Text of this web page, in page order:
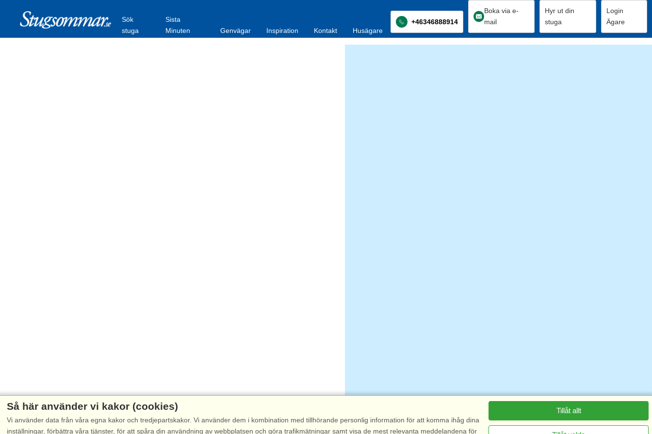
Sök
stuga
Sista
Minuten
Genvägar Inspiration Kontakt Husägare
+46346888914
Boka via e-
mail
Hyr ut din
stuga
Login
Ägare
Så här använder vi kakor (cookies)
Vi använder data från våra egna kakor och tredjepartskakor. Vi använder dem i kombination med tillhörande personlig information för att komma ihåg dina
inställningar, förbättra våra tjänster, för att spåra din användning av webbplatsen och göra trafikmätningar samt visa de mest relevanta meddelandena för
Tillåt allt